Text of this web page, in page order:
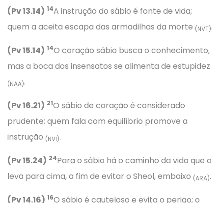
(Pv 13.14) 14A instrução do sábio é fonte de vida;
quem a aceita escapa das armadilhas da morte (NVT).
(Pv 15.14) 14O coração sábio busca o conhecimento,
mas a boca dos insensatos se alimenta de estupidez
(NAA).
(Pv 16.21) 21O sábio de coração é considerado
prudente; quem fala com equilíbrio promove a
instrução (NVI).
(Pv 15.24) 24Para o sábio há o caminho da vida que o
leva para cima, a fim de evitar o Sheol, embaixo (ARA).
(Pv 14.16) 16O sábio é cauteloso e evita o perigo; o